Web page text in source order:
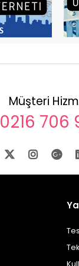
Müşteri
0216 706